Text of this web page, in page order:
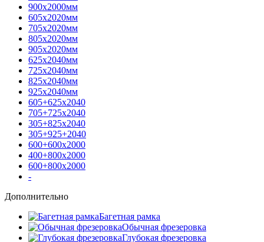
900х2000мм
605х2020мм
705х2020мм
805х2020мм
905х2020мм
625х2040мм
725х2040мм
825х2040мм
925х2040мм
605+625х2040
705+725х2040
305+825х2040
305+925+2040
600+600х2000
400+800х2000
600+800х2000
-
Дополнительно
Багетная рамка
Обычная фрезеровка
Глубокая фрезеровка